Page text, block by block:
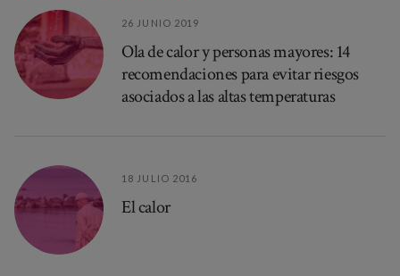
26 JUNIO 2019
Ola de calor y personas mayores: 14
recomendaciones para evitar riesgos
asociados a las altas temperaturas
18 JULIO 2016
El calor